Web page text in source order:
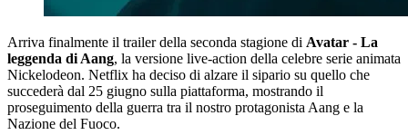
Arriva finalmente il trailer della seconda stagione di Avatar - La
leggenda di Aang, la versione live-action della celebre serie animata
Nickelodeon. Netflix ha deciso di alzare il sipario su quello che
succederà dal 25 giugno sulla piattaforma, mostrando il
proseguimento della guerra tra il nostro protagonista Aang e la
Nazione del Fuoco.